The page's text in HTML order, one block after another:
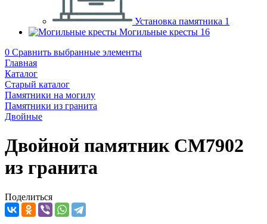
Установка памятника 1
Могильные кресты 16
0 Сравнить выбранные элементы
Главная
Каталог
Старый каталог
Памятники на могилу
Памятники из гранита
Двойные
Двойной памятник CM7902
из гранита
Поделиться